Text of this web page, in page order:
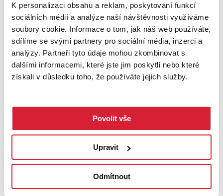
K personalizaci obsahu a reklam, poskytování funkcí
sociálních médií a analýze naší návštěvnosti využíváme
soubory cookie. Informace o tom, jak náš web používáte,
sdílíme se svými partnery pro sociální média, inzerci a
analýzy. Partneři tyto údaje mohou zkombinovat s
dalšími informacemi, které jste jim poskytli nebo které
získali v důsledku toho, že používáte jejich služby.
Povolit vše
Upravit
Odmítnout
Prodej garáže 20 m2 Zábřeh
560 500 Kč